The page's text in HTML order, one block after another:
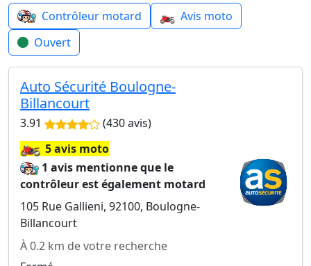
Contrôleur motard 🏍️ Avis moto
Ouvert
Auto Sécurité Boulogne-
Billancourt
3.91 (430 avis)
🏍️5 avis moto
1 avis mentionne que le
contrôleur est également motard
105 Rue Gallieni, 92100, Boulogne-
Billancourt
À 0.2 km de votre recherche